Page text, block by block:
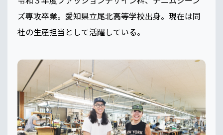
ズ専攻卒業。愛知県立尾北高等学校出身。現在は同
社の生産担当として活躍している。